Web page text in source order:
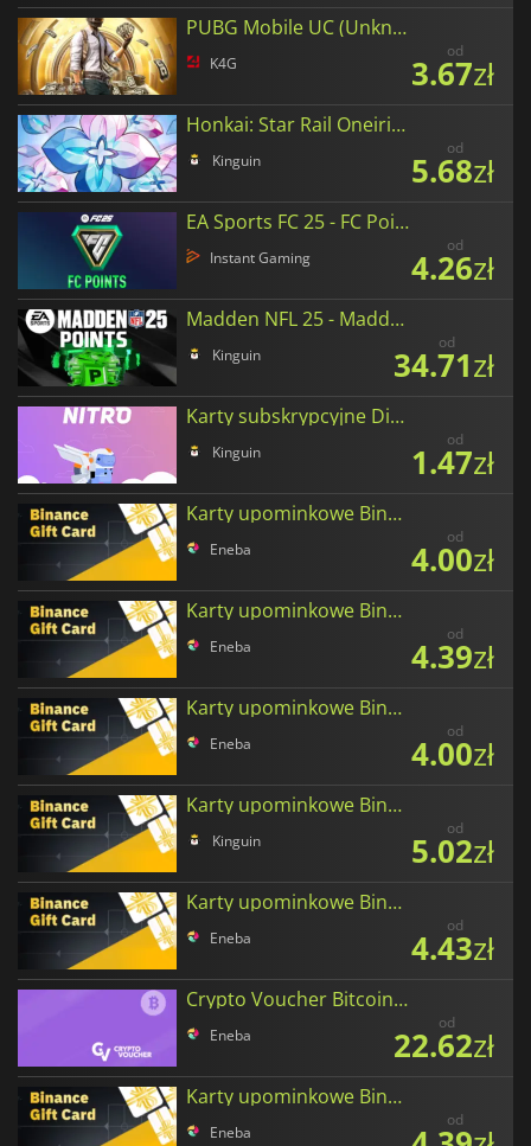
PUBG Mobile UC (Unknown Cash)
K4G
od
3.67zł
Honkai: Star Rail Oneiric Shards
Kinguin
od
5.68zł
EA Sports FC 25 - FC Points
Instant Gaming
od
4.26zł
Madden NFL 25 - Madden Points
Kinguin
od
34.71zł
Karty subskrypcyjne Discord Nitro
Kinguin
od
1.47zł
Karty upominkowe Binance w USD Coin
Eneba
od
4.00zł
Karty upominkowe Binance w XRP
Eneba
od
4.39zł
Karty upominkowe Binance w Tether
Eneba
od
4.00zł
Karty upominkowe Binance w Binance Coin
Kinguin
od
5.02zł
Karty upominkowe Binance w Ethereum
Eneba
od
4.43zł
Crypto Voucher Bitcoin (BTC)
Eneba
od
22.62zł
Karty upominkowe Binance w Bitcoin
Eneba
od